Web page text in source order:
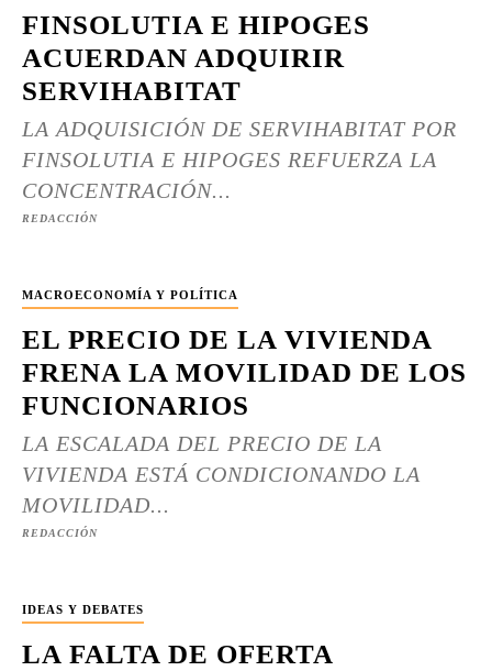
FINSOLUTIA E HIPOGES
ACUERDAN ADQUIRIR
SERVIHABITAT
LA ADQUISICIÓN DE SERVIHABITAT POR
FINSOLUTIA E HIPOGES REFUERZA LA
CONCENTRACIÓN...
REDACCIÓN
MACROECONOMÍA Y POLÍTICA
EL PRECIO DE LA VIVIENDA
FRENA LA MOVILIDAD DE LOS
FUNCIONARIOS
LA ESCALADA DEL PRECIO DE LA
VIVIENDA ESTÁ CONDICIONANDO LA
MOVILIDAD...
REDACCIÓN
IDEAS Y DEBATES
LA FALTA DE OFERTA